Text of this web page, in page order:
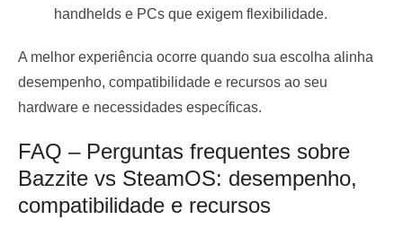
handhelds e PCs que exigem flexibilidade.
A melhor experiência ocorre quando sua escolha alinha
desempenho, compatibilidade e recursos ao seu
hardware e necessidades específicas.
FAQ – Perguntas frequentes sobre
Bazzite vs SteamOS: desempenho,
compatibilidade e recursos